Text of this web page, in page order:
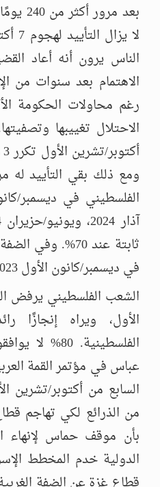
بعد
لا
الناس يرون أنه أعاد
الاهتمام بعد سنوات من
رغم محاولات الحكومة
ومع ذلك بقي التأييد له
في ديسمبر/كانون الأول 2023.
الأول، ويراه إنجازًا
الفلسطينية.
عباس في مؤتمر القمة
السابع من أكتوبر/تشرين
من الذرائع لكي تهاجم
بأن موقف حماس لإنهاء
الدولية خدم المخطط